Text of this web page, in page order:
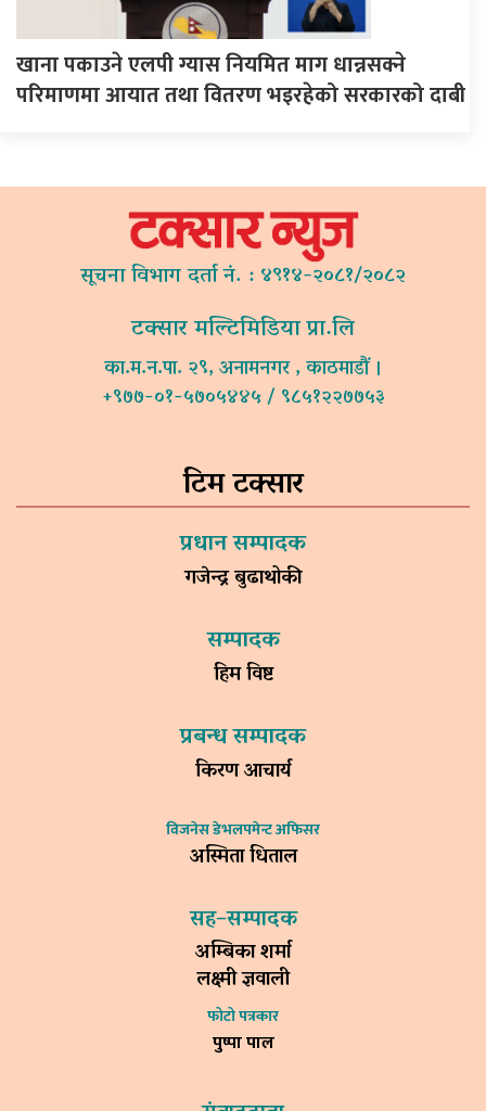
खाना पकाउने एलपी ग्यास नियमित माग धान्नसक्ने
परिमाणमा आयात तथा वितरण भइरहेको सरकारको दाबी
सूचना विभाग दर्ता नं. : ४९१४-२०८१/२०८२
टक्सार मल्टिमिडिया प्रा.लि
का.म.न.पा. २९, अनामनगर , काठमाडौं ।
+९७७-०१-५७०५४४५ / ९८५१२२७७५३
टिम टक्सार
प्रधान सम्पादक
गजेन्द्र बुढाथोकी
सम्पादक
हिम विष्ट
प्रबन्ध सम्पादक
किरण आचार्य
विजनेस डेभलपमेन्ट अफिसर
अस्मिता धिताल
सह–सम्पादक
अम्बिका शर्मा
लक्ष्मी ज्ञवाली
फोटो पत्रकार
पुष्पा पाल